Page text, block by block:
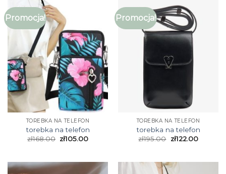
Promocja!
TOREBKA NA TELEFON
torebka na telefon
zł168.00 zł105.00
Promocja!
TOREBKA NA TELEFON
torebka na telefon
zł195.00 zł122.00